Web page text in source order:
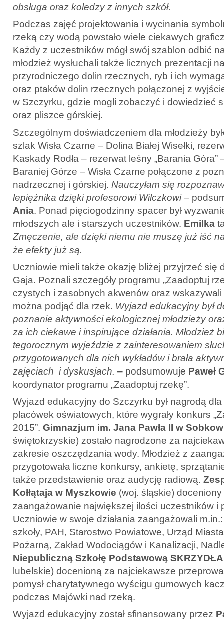
obsługa oraz koledzy z innych szkół.
Podczas zajęć projektowania i wycinania
rzeką czy wodą powstało wiele ciekawych
Każdy z uczestników mógł swój szablon odbić
młodzież wysłuchali także licznych prezentacji
przyrodniczego dolin rzecznych, ryb i ich
oraz ptaków dolin rzecznych połączonej z
w Szczyrku, gdzie mogli zobaczyć i dowiedzieć
oraz pliszce górskiej.
Szczególnym doświadczeniem dla młodzieży
szlak Wisła Czarne – Dolina Białej Wisełki,
Kaskady Rodła – rezerwat leśny „Barania
Baraniej Górze – Wisła Czarne połączone z
nadrzecznej i górskiej. Nauczyłam się
lepiężnika dzięki profesorowi Wilczkowi–
Ania. Ponad pięciogodzinny spacer był
młodszych ale i starszych uczestników. Emilka
Zmęczenie, ale dzięki niemu nie muszę już iść
że efekty już są.
Uczniowie mieli także okazję bliżej przyjrzeć się
Gaja. Poznali szczegóły programu „Zaadoptuj
czystych i zasobnych akwenów oraz wskazywali
można podjąć dla rzek. Wyjazd edukacyjny był
poznanie aktywności ekologicznej młodzieży
za ich ciekawe i inspirujące działania. Młodzież
tegorocznym wyjeździe z zainteresowaniem
przygotowanych dla nich wykładów i brała
zajęciach i dyskusjach. – podsumowuje Paweł
koordynator programu „Zaadoptuj rzekę”.
Wyjazd edukacyjny do Szczyrku był nagrodą
placówek oświatowych, które wygrały konkurs
2015”. Gimnazjum im. Jana Pawła II w
świętokrzyskie) zostało nagrodzone za
zakresie oszczędzania wody. Młodzież z
przygotowała liczne konkursy, ankietę,
także przedstawienie oraz audycję radiową.
Kołłątaja w Myszkowie (woj. śląskie) doceniony
zaangażowanie największej ilości uczestników i
Uczniowie w swoje działania zaangażowali
szkoły, PAH, Starostwo Powiatowe, Urząd
Pożarną, Zakład Wodociągów i Kanalizacji,
Niepubliczną Szkołę Podstawową
lubelskie) docenioną za najciekawsze
pomysł charytatywnego wyścigu gumowych
podczas Majówki nad rzeką.
Wyjazd edukacyjny został sfinansowany przez